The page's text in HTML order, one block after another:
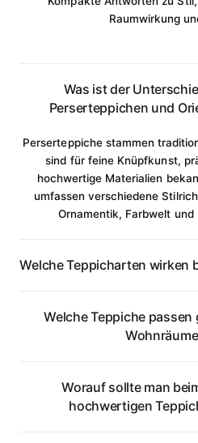
Raumwirkung
Was ist der
Perserteppichen und
Perserteppiche stammen
sind für feine Knüpfkunst,
hochwertige Materialien
umfassen verschiedene
Ornamentik, Farbwelt und
Welche Teppicharten wirken
Welche Teppiche
Worauf sollte man
hochwertigen